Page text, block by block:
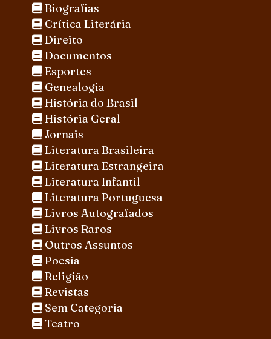
Biografias
Crítica Literária
Direito
Documentos
Esportes
Genealogia
História do Brasil
História Geral
Jornais
Literatura Brasileira
Literatura Estrangeira
Literatura Infantil
Literatura Portuguesa
Livros Autografados
Livros Raros
Outros Assuntos
Poesia
Religião
Revistas
Sem Categoria
Teatro